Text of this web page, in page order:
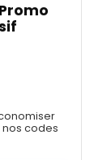
nos codes